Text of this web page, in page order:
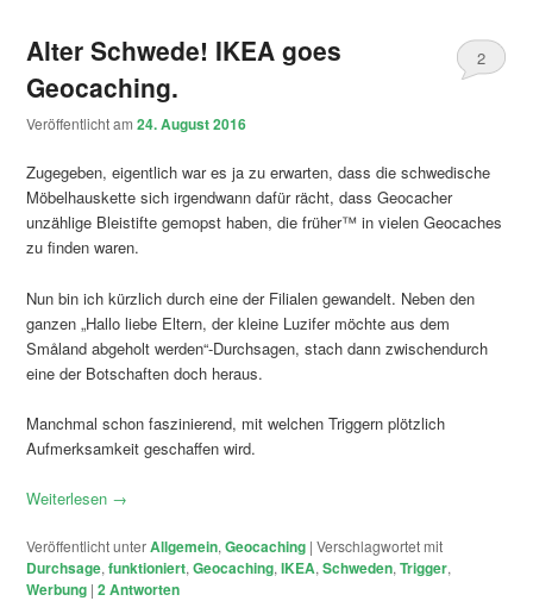
Alter Schwede! IKEA goes
Geocaching.
Veröffentlicht am24. August 2016
2
Zugegeben, eigentlich war es ja zu erwarten, dass die schwedische
Möbelhauskette sich irgendwann dafür rächt, dass Geocacher
unzählige Bleistifte gemopst haben, die früher™ in vielen Geocaches
zu finden waren.
Nun bin ich kürzlich durch eine der Filialen gewandelt. Neben den
ganzen „Hallo liebe Eltern, der kleine Luzifer möchte aus dem
Småland abgeholt werden“-Durchsagen, stach dann zwischendurch
eine der Botschaften doch heraus.
Manchmal schon faszinierend, mit welchen Triggern plötzlich
Aufmerksamkeit geschaffen wird.
Weiterlesen →
Veröffentlicht unterAllgemein,Geocaching |Verschlagwortet mit
Durchsage,funktioniert,Geocaching,IKEA,Schweden,Trigger,
Werbung |2Antworten